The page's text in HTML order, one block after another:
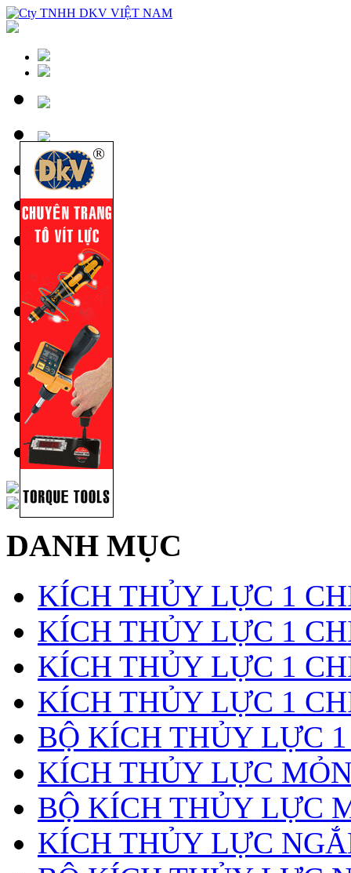
DANH MỤC
KÍCH THỦY LỰC 1
KÍCH THỦY LỰC 1
KÍCH THỦY LỰC 1
KÍCH THỦY LỰC 1
BỘ KÍCH THỦY LỰC
KÍCH THỦY LỰC
BỘ KÍCH THỦY LỰC
KÍCH THỦY LỰC